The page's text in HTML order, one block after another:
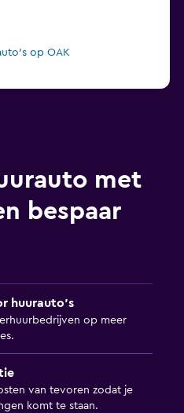
op OAK
met
bespaar
huurauto's
op meer
van tevoren zodat je
komt te staan.